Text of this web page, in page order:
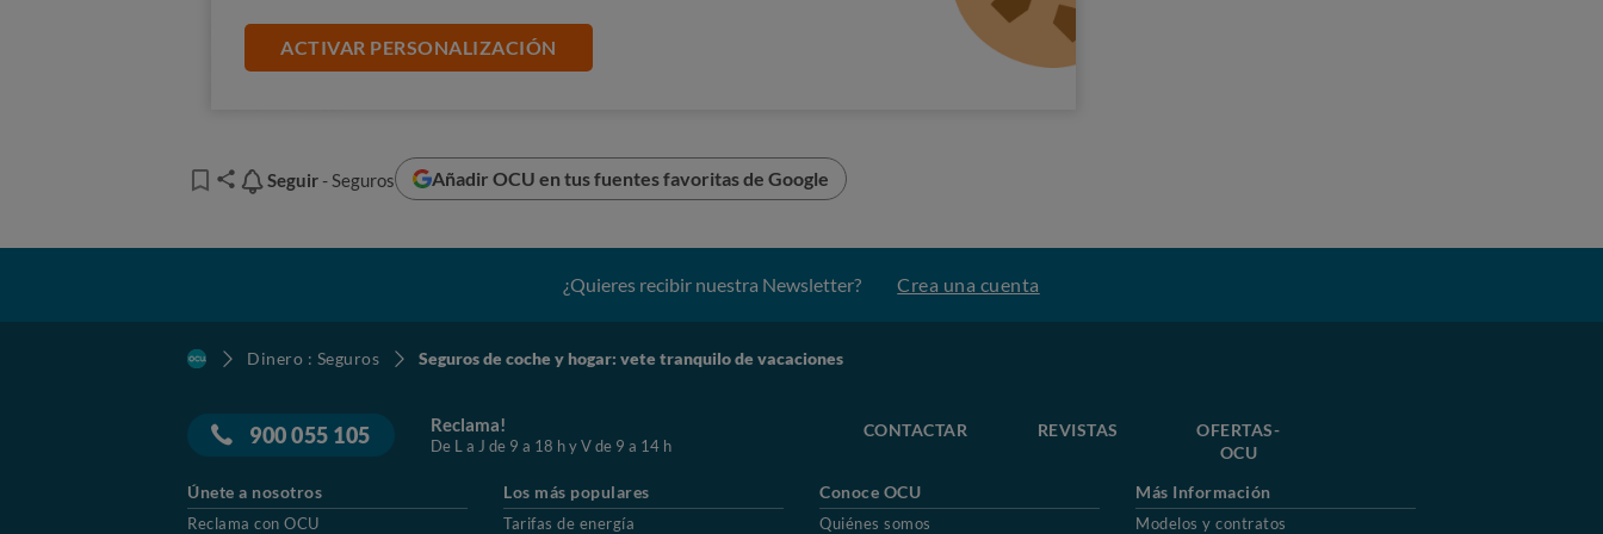
ACTIVAR PERSONALIZACIÓN
Seguir
Seguir - Seguros Añadir OCU en tus fuentes favoritas de Google
¿Quieres recibir nuestra Newsletter? Crea una cuenta
Dinero : Seguros Seguros de coche y hogar: vete tranquilo de vacaciones
900 055 105 Reclama!
De L a J de 9 a 18 h y V de 9 a 14 h
CONTACTAR REVISTAS
OFERTAS-
OCU
Únete a nosotros
Reclama con OCU
Los más populares
Tarifas de energía
Conoce OCU
Quiénes somos
Más Información
Modelos y contratos